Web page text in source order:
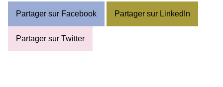
Partager sur Facebook Partager sur LinkedIn
Partager sur Twitter